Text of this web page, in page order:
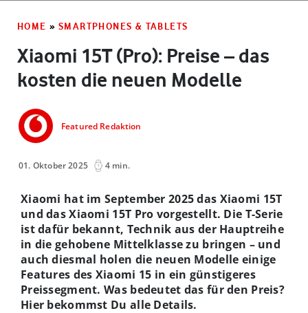
HOME » SMARTPHONES & TABLETS
Xiaomi 15T (Pro): Preise – das
kosten die neuen Modelle
Featured Redaktion
01. Oktober 2025 4 min.
Xiaomi hat im September 2025 das Xiaomi 15T
und das Xiaomi 15T Pro vorgestellt. Die T-Serie
ist dafür bekannt, Technik aus der Hauptreihe
in die gehobene Mittelklasse zu bringen – und
auch diesmal holen die neuen Modelle einige
Features des Xiaomi 15 in ein günstigeres
Preissegment. Was bedeutet das für den Preis?
Hier bekommst Du alle Details.